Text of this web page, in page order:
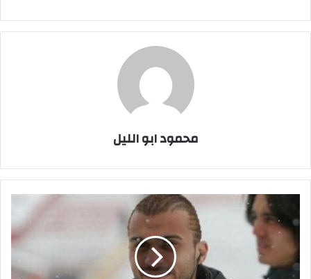
محمود ابو الليل
"ابراهيم
سعيد"
يعلن
اعتزاله
رسميا